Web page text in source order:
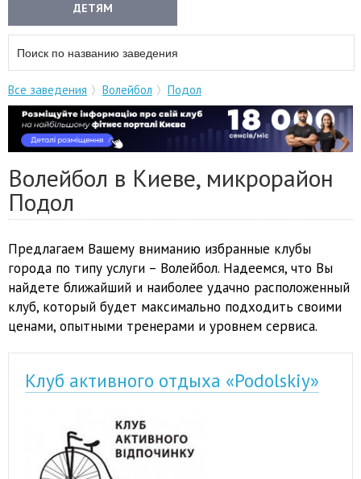
ДЕТЯМ
Все заведения Волейбол Подол
Волейбол в Киеве, микрорайон
Подол
Предлагаем Вашему вниманию избранные клубы
города по типу услуги – Волейбол. Надеемся, что Вы
найдете ближайший и наиболее удачно расположенный
клуб, который будет максимально подходить своими
ценами, опытными тренерами и уровнем сервиса.
Клуб активного отдыха «Podolskiy»